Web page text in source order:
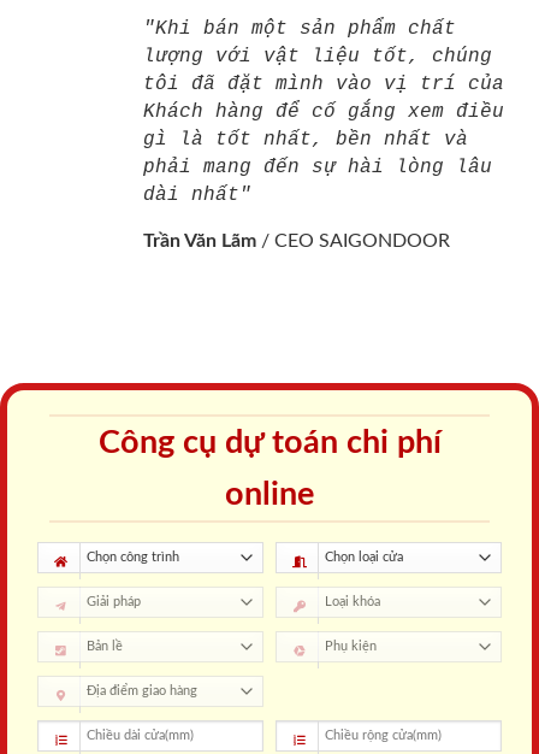
"Khi bán một sản phẩm chất
lượng với vật liệu tốt, chúng
tôi đã đặt mình vào vị trí của
Khách hàng để cố gắng xem điều
gì là tốt nhất, bền nhất và
phải mang đến sự hài lòng lâu
dài nhất"
Trần Văn Lãm / CEO SAIGONDOOR
Công cụ dự toán chi phí
online